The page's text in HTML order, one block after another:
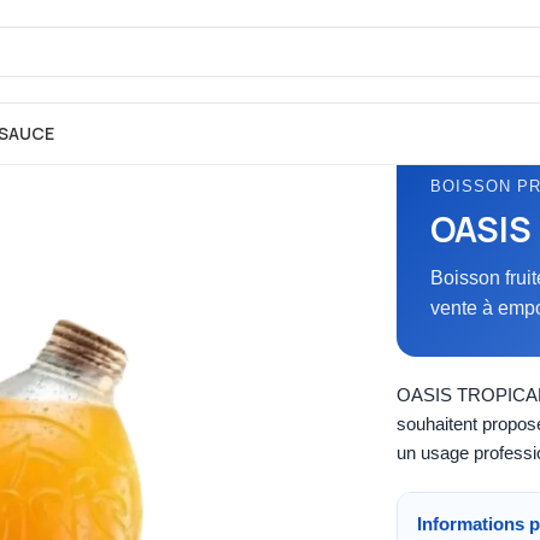
BOISSON
OASIS
Boisson
vente à
OASIS
souhaitent
un usage
Informations